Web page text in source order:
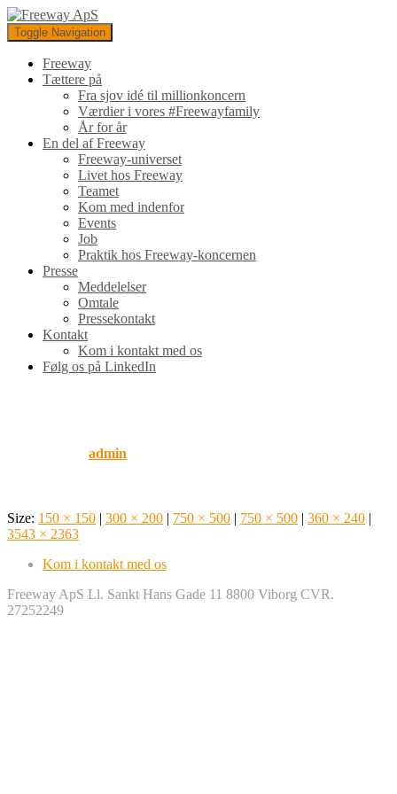
Toggle Navigation
Freeway
Tættere på
Fra sjov idé til millionkoncern
Værdier i vores #Freewayfamily
År for år
En del af Freeway
Freeway-universet
Livet hos Freeway
Teamet
Kom med indenfor
Events
Job
Praktik hos Freeway-koncernen
Presse
Meddelelser
Omtale
Pressekontakt
Kontakt
Kom i kontakt med os
Følg os på LinkedIn
admin
Size: 150 × 150 | 300 × 200 | 750 × 500 | 750 × 500 | 360 × 240 |
3543 × 2363
Kom i kontakt med os
Freeway ApS Ll. Sankt Hans Gade 11 8800 Viborg CVR.
27252249